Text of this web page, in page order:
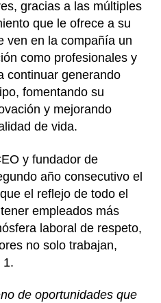
gracias a las múltiples
que le ofrece a su
en la compañía un
como profesionales y
continuar generando
fomentando su
y mejorando
de vida.
y fundador de
año consecutivo el
el reflejo de todo el
empleados más
laboral de respeto,
no solo trabajan,
1.
de oportunidades que